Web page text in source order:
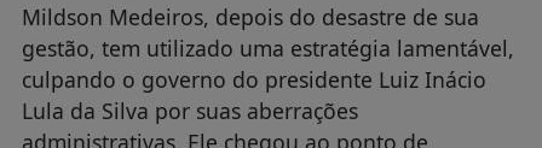
Mildson Medeiros, depois do desastre de sua
gestão, tem utilizado uma estratégia lamentável,
culpando o governo do presidente Luiz Inácio
Lula da Silva por suas aberrações
administrativas. Ele chegou ao ponto de